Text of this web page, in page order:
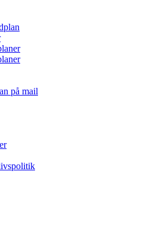
på mail